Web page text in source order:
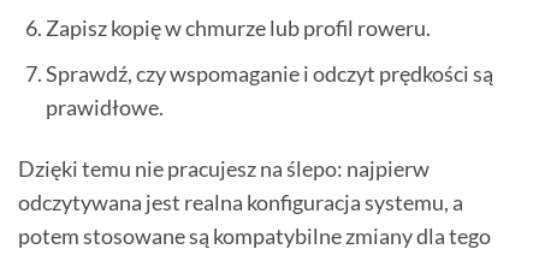
Zapisz kopię w chmurze lub profil roweru.
Sprawdź, czy wspomaganie i odczyt prędkości są
prawidłowe.
Dzięki temu nie pracujesz na ślepo: najpierw
odczytywana jest realna konfiguracja systemu, a
potem stosowane są kompatybilne zmiany dla tego